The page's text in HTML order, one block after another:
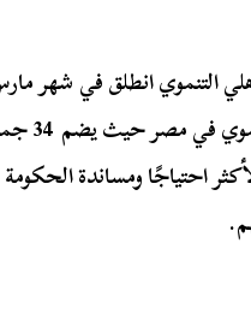
كبرى
احتياجًا ومساندة